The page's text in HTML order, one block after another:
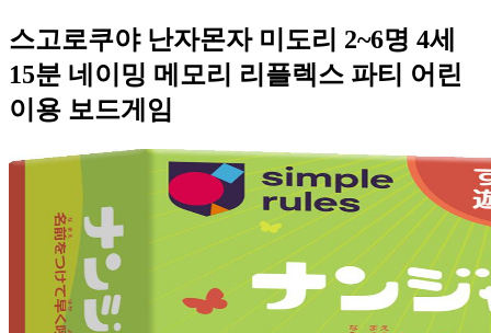
스고로쿠야 난자몬자 미도리 2~6명 4세
15분 네이밍 메모리 리플렉스 파티 어린
이용 보드게임